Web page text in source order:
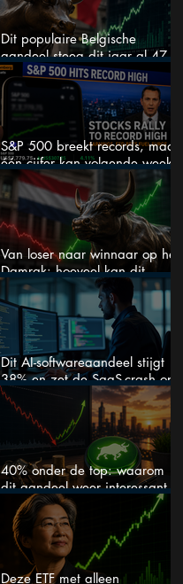
Dit populaire Belgische
aandeel steeg dit jaar al 47
procent: is er ruimte voor
meer?
S&P 500 breekt records, maar
één cijfer kan volgende week
alles veranderen
Van loser naar winnaar op het
Damrak: hoeveel kan dit
Nederlandse aandeel nog
stijgen?
Dit AI-softwareaandeel stijgt
38% en zet de SaaS-crash op
zijn kop
40% onder de top: waarom
dit aandeel weer interessant
wordt
Deze ETF met alleen